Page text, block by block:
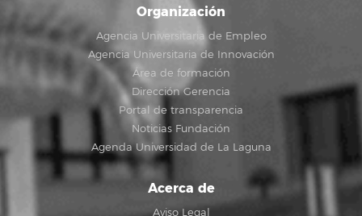
Organización
Agencia Universitaria de Empleo
Agencia Universitaria de Innovación
Área de formación
Dirección Gerencia
Portal de transparencia
Noticias Fundación
Agenda Universidad de La Laguna
Acerca de
Aviso Legal